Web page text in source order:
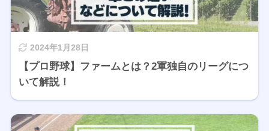
2024年1月28日
【プロ野球】ファームとは？2軍独自のリーグにつ
いて解説！